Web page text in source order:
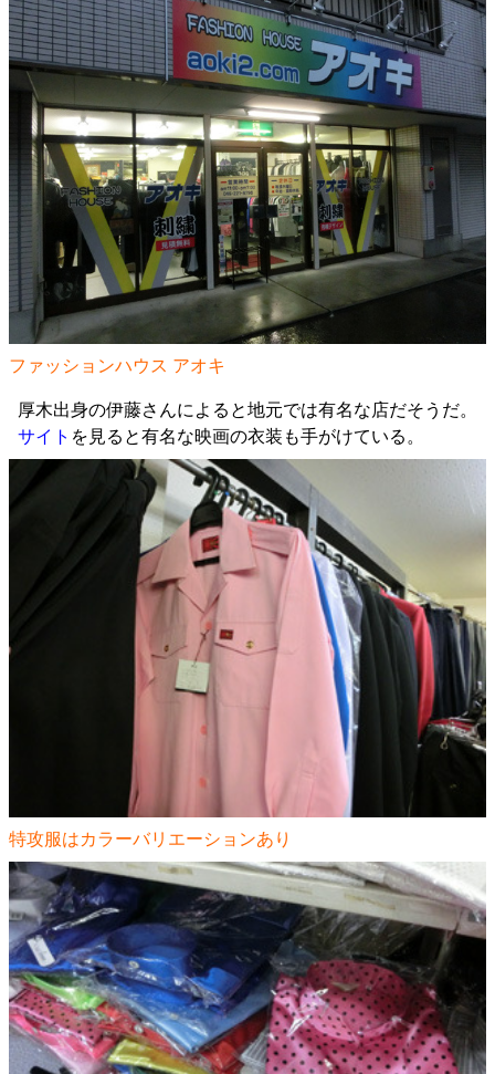
ファッションハウス アオキ
厚木出身の伊藤さんによると地元では有名な店だそうだ。
サイト を見ると有名な映画の衣装も手がけている。
特攻服はカラーバリエーションあり